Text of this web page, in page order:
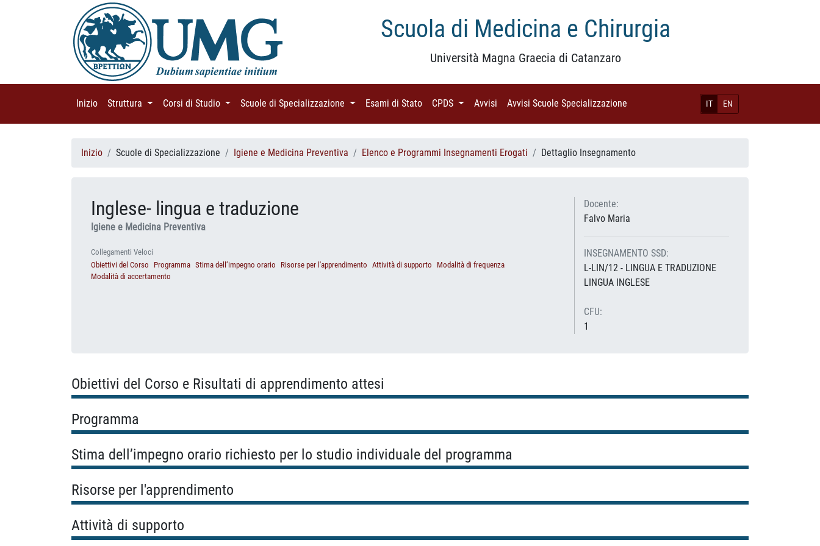
Scuola di Medicina e Chirurgia
Università Magna Graecia di Catanzaro
IT EN
Inizio (current)
Struttura (current)Corsi di Studio (current)Scuole di Specializzazione (current)Esami di Stato (current)
CPDS (current)
Avvisi (current)
Avvisi Scuole Specializzazione
Inizio Scuole di Specializzazione Igiene e Medicina Preventiva Elenco e Programmi Insegnamenti Erogati Dettaglio Insegnamento
Inglese- lingua e traduzione
Igiene e Medicina Preventiva
Collegamenti Veloci
Obiettivi del Corso
Programma Stima dell’impegno orario Risorse per l'apprendimento Attività di supporto
Modalità di frequenza
Modalità di accertamento
Docente:
Falvo Maria
INSEGNAMENTO SSD:
L-LIN/12 - LINGUA E TRADUZIONE
LINGUA INGLESE
CFU:
1
Obiettivi del Corso e Risultati di apprendimento attesi
Programma
Stima dell’impegno orario richiesto per lo studio individuale del programma
Risorse per l'apprendimento
Attività di supporto